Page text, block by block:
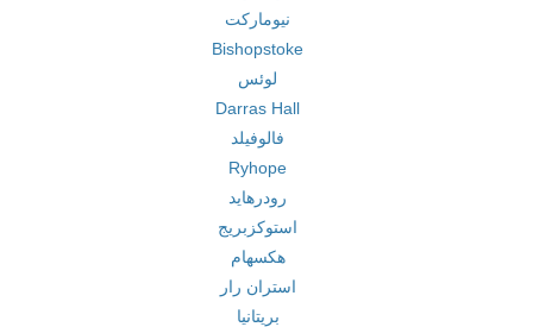
نیومارکت
Bishopstoke
لوئس
Darras Hall
فالوفیلد
Ryhope
رودرهاید
استوکزبریج
هکسهام
استران رار
بریتانیا